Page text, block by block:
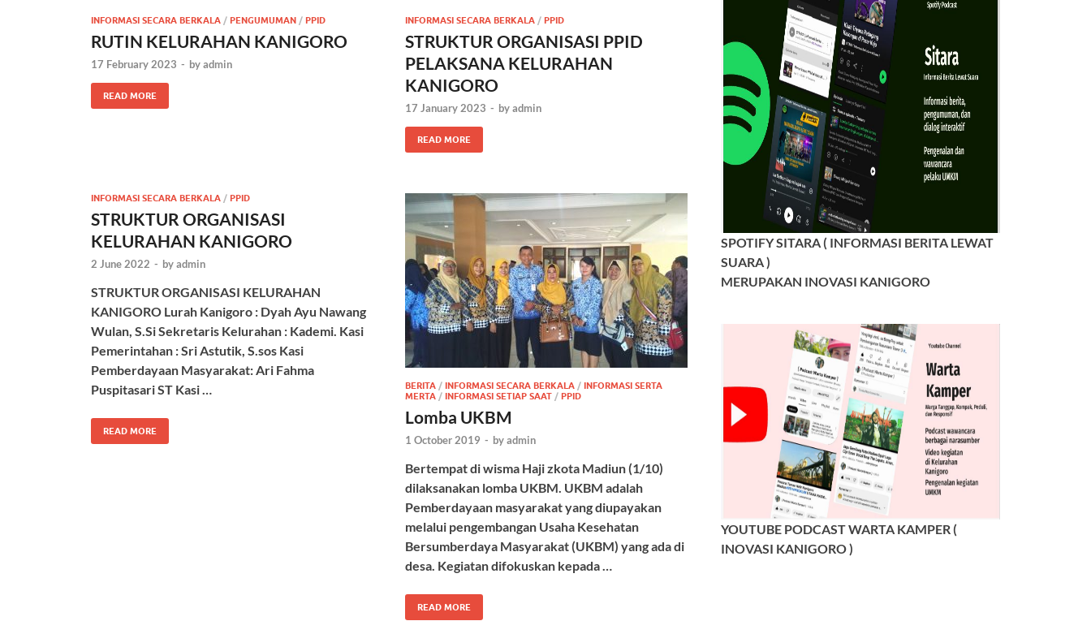
INFORMASI SECARA BERKALA / PENGUMUMAN / PPID
RUTIN KELURAHAN KANIGORO
17 February 2023 - byadmin
READ MORE
INFORMASI SECARA BERKALA / PPID
STRUKTUR ORGANISASI PPID
PELAKSANA KELURAHAN
KANIGORO
17 January 2023 - byadmin
READ MORE
INFORMASI SECARA BERKALA / PPID
STRUKTUR ORGANISASI
KELURAHAN KANIGORO
2 June 2022 - byadmin
STRUKTUR ORGANISASI KELURAHAN
KANIGORO Lurah Kanigoro : Dyah Ayu Nawang
Wulan, S.Si Sekretaris Kelurahan : Kademi. Kasi
Pemerintahan : Sri Astutik, S.sos Kasi
Pemberdayaan Masyarakat: Ari Fahma
Puspitasari ST Kasi …
READ MORE
BERITA / INFORMASI SECARA BERKALA / INFORMASI SERTA
MERTA / INFORMASI SETIAP SAAT / PPID
Lomba UKBM
1 October 2019 - byadmin
Bertempat di wisma Haji zkota Madiun (1/10)
dilaksanakan lomba UKBM. UKBM adalah
Pemberdayaan masyarakat yang diupayakan
melalui pengembangan Usaha Kesehatan
Bersumberdaya Masyarakat (UKBM) yang ada di
desa. Kegiatan difokuskan kepada …
READ MORE
SPOTIFY SITARA ( INFORMASI BERITA LEWAT
SUARA )
MERUPAKAN INOVASI KANIGORO
YOUTUBE PODCAST WARTA KAMPER (
INOVASI KANIGORO )